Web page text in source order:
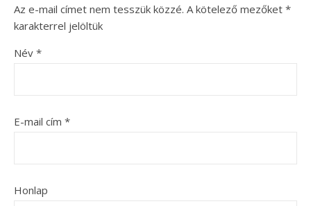
Az e-mail címet nem tesszük közzé. A kötelező mezőket *
karakterrel jelöltük
Név *
E-mail cím *
Honlap